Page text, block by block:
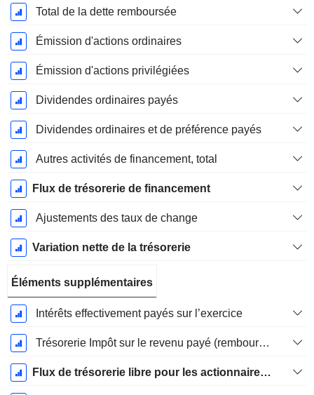
Total de la dette remboursée
Émission d'actions ordinaires
Émission d'actions privilégiées
Dividendes ordinaires payés
Dividendes ordinaires et de préférence payés
Autres activités de financement, total
Flux de trésorerie de financement
Ajustements des taux de change
Variation nette de la trésorerie
Éléments supplémentaires
Intérêts effectivement payés sur l’exercice
Trésorerie Impôt sur le revenu payé (remboursement)Impôt effectivement payé (remboursé) sur l’exercice
Flux de trésorerie libre pour les actionnaires FCFE